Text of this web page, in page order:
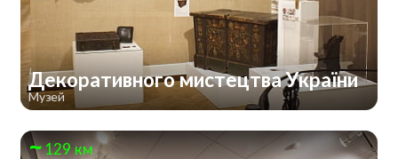
Декоративного мистецтва України
Музей
129 км